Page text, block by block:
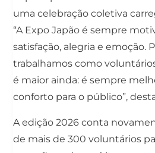
uma celebração coletiva
“A Expo Japão é sempre
satisfação, alegria e emoção.
trabalhamos como
é maior ainda: é sempre
conforto para o público”,
A edição 2026 conta
de mais de 300 voluntários